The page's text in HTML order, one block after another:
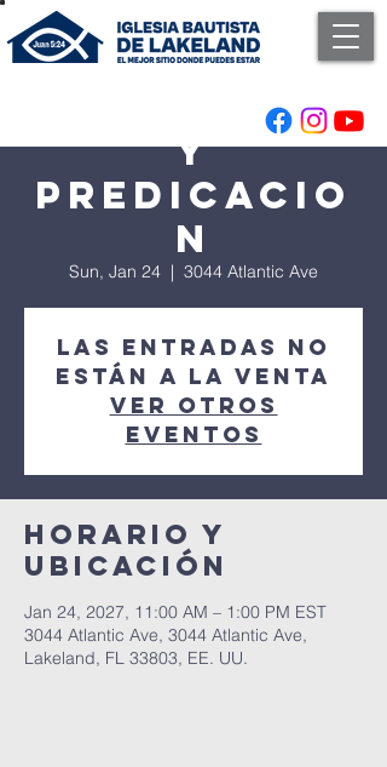
Adoracion
y
Predicacio
n
Sun, Jan 24
  |
3044 Atlantic Ave
Las entradas no
están a la venta
Ver otros
eventos
Horario y
ubicación
Jan 24, 2027, 11:00 AM – 1:00 PM EST
3044 Atlantic Ave, 3044 Atlantic Ave,
Lakeland, FL 33803, EE. UU.